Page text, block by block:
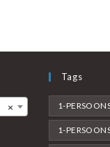
×
Tags
1-
1-